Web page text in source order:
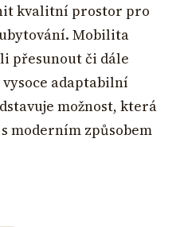
kvalitní prostor pro
Mobilita
přesunout či dále
adaptabilní
možnost, která
moderním způsobem